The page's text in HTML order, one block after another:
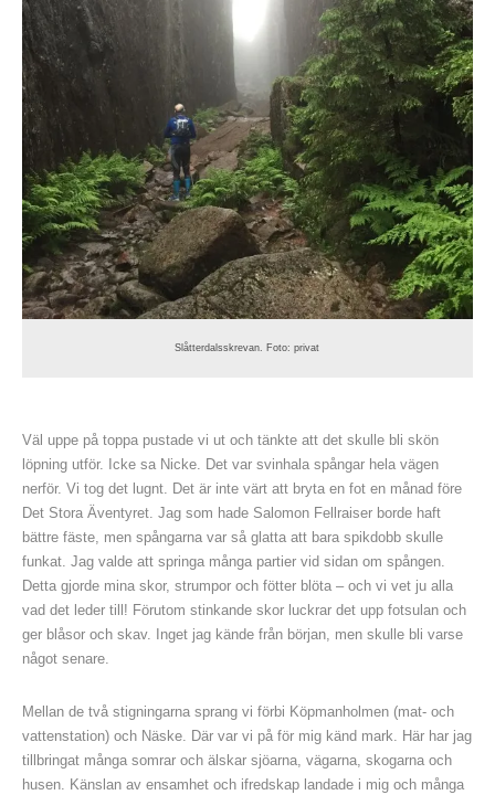
Slåtterdalsskrevan. Foto: privat
Väl uppe på toppa pustade vi ut och tänkte att det skulle bli skön
löpning utför. Icke sa Nicke. Det var svinhala spångar hela vägen
nerför. Vi tog det lugnt. Det är inte värt att bryta en fot en månad före
Det Stora Äventyret. Jag som hade Salomon Fellraiser borde haft
bättre fäste, men spångarna var så glatta att bara spikdobb skulle
funkat. Jag valde att springa många partier vid sidan om spången.
Detta gjorde mina skor, strumpor och fötter blöta – och vi vet ju alla
vad det leder till! Förutom stinkande skor luckrar det upp fotsulan och
ger blåsor och skav. Inget jag kände från början, men skulle bli varse
något senare.
Mellan de två stigningarna sprang vi förbi Köpmanholmen (mat- och
vattenstation) och Näske. Där var vi på för mig känd mark. Här har jag
tillbringat många somrar och älskar sjöarna, vägarna, skogarna och
husen. Känslan av ensamhet och ifredskap landade i mig och många